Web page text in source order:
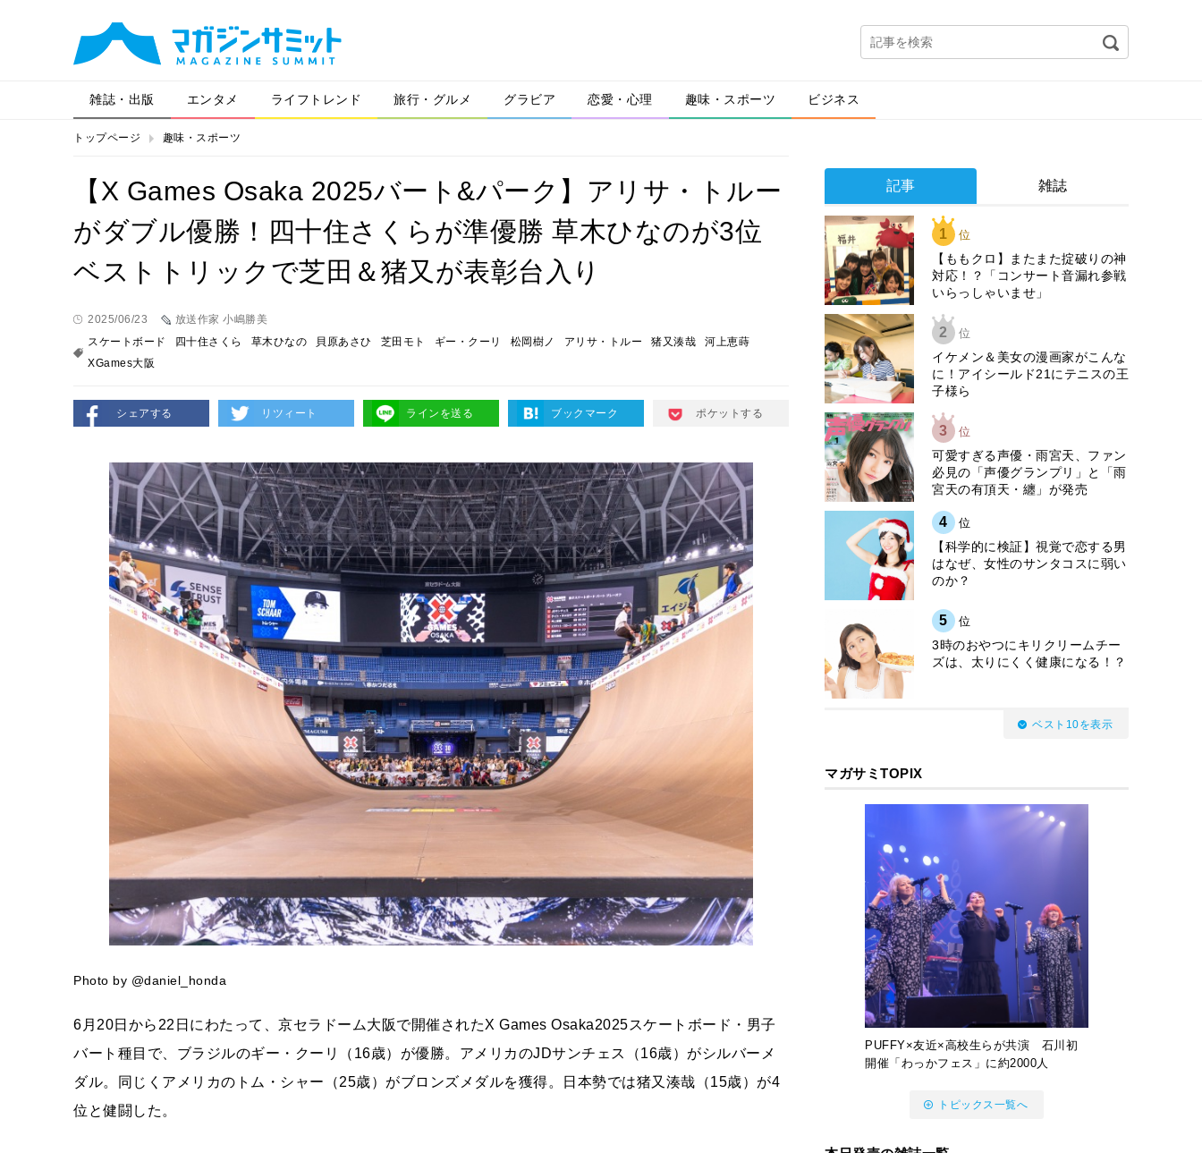
雑誌・出版 エンタメ ライフトレンド 旅行・グルメ グラビア 恋愛・心理 趣味・スポーツ ビジネス
トップページ 趣味・スポーツ
【X Games Osaka 2025バート&パーク】アリサ・トルー
がダブル優勝！四十住さくらが準優勝 草木ひなのが3位
ベストトリックで芝田＆猪又が表彰台入り
2025/06/23
放送作家 小嶋勝美
スケートボード
四十住さくら 草木ひなの 貝原あさひ 芝田モト ギー・クーリ 松岡樹ノ アリサ・トルー 猪又湊哉
河上恵蒔
XGames大阪
シェアする リツィート ラインを送る ブックマーク ポケットする
Photo by @daniel_honda
6月20日から22日にわたって、京セラドーム大阪で開催されたX Games Osaka2025スケートボード・男子
バート種目で、ブラジルのギー・クーリ（16歳）が優勝。アメリカのJDサンチェス（16歳）がシルバーメ
ダル。同じくアメリカのトム・シャー（25歳）がブロンズメダルを獲得。日本勢では猪又湊哉（15歳）が4
位と健闘した。
記事 雑誌
1 位
【ももクロ】またまた掟破りの神
対応！？「コンサート音漏れ参戦
いらっしゃいませ」
2 位
イケメン＆美女の漫画家がこんな
に！アイシールド21にテニスの王
子様ら
3 位
可愛すぎる声優・雨宮天、ファン
必見の「声優グランプリ」と「雨
宮天の有頂天・纏」が発売
4 位
【科学的に検証】視覚で恋する男
はなぜ、女性のサンタコスに弱い
のか？
5 位
3時のおやつにキリクリームチー
ズは、太りにくく健康になる！？
ベスト10を表示
マガサミTOPIX
PUFFY×友近×高校生らが共演 石川初
開催「わっかフェス」に約2000人
トピックス一覧へ